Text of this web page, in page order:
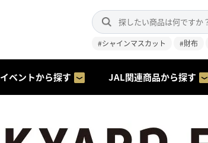
#シャインマスカット #財布
イベントから探す JAL関連商品から探す